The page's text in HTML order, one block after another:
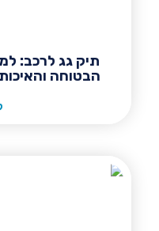
תיק גג לרכב:
הבטוחה